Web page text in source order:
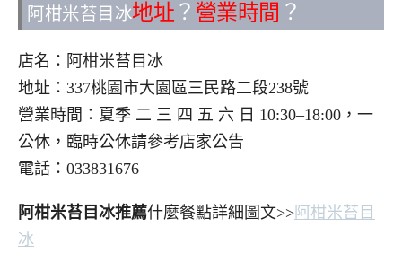
阿柑米苔目冰地址 ？ 營業時間 ？
店名：阿柑米苔目冰
地址：337桃園市大園區三民路二段238號
營業時間：夏季 二 三 四 五 六 日 10:30–18:00，一
公休，臨時公休請參考店家公告
電話：033831676
阿柑米苔目冰推薦什麼餐點詳細圖文>>阿柑米苔目
冰